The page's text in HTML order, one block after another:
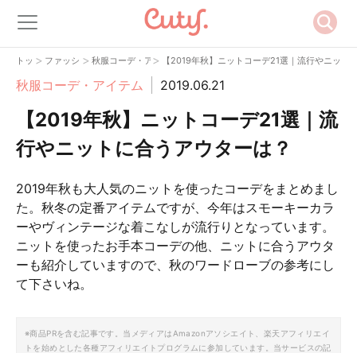
トップ
> ファッション
> 秋服コーデ・アイテム
> 【2019年秋】ニットコーデ21選｜流行やニット
秋服コーデ・アイテム 2019.06.21
【2019年秋】ニットコーデ21選｜流
行やニットに合うアウターは？
2019年秋も大人気のニットを使ったコーデをまとめまし
た。秋冬の定番アイテムですが、今年はスモーキーカラ
ーやヴィンテージな着こなしが流行りとなっています。
ニットを使ったお手本コーデの他、ニットに合うアウタ
ーも紹介していますので、秋のワードローブの参考にし
て下さいね。
※商品PRを含む記事です。当メディアはAmazonアソシエイト、楽天アフィリエイ
トを始めとした各種アフィリエイトプログラムに参加しています。当サービスの記